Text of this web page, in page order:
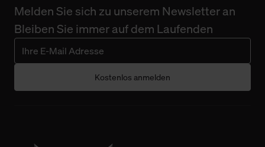
Melden Sie sich zu unserem Newsletter an
Bleiben Sie immer auf dem Laufenden
Kostenlos anmelden